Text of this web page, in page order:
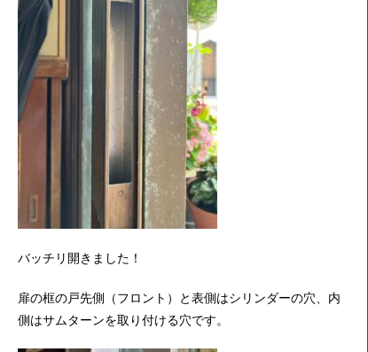
バッチリ開きました！
扉の框の戸先側（フロント）と表側はシリンダーの穴、内
側はサムターンを取り付ける穴です。